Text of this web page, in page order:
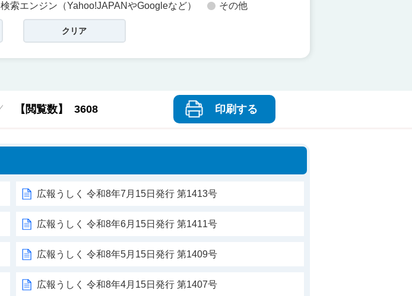
検索エンジン（Yahoo!JAPANやGoogleなど） その他
【閲覧数】 3608 印刷する
広報うしく 令和8年7月15日発行 第1413号
広報うしく 令和8年6月15日発行 第1411号
広報うしく 令和8年5月15日発行 第1409号
広報うしく 令和8年4月15日発行 第1407号